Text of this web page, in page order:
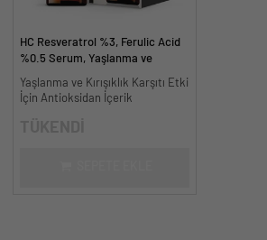
HC Resveratrol %3, Ferulic Acid
%0.5 Serum, Yaşlanma ve
Yaşlanma ve Kırışıklık Karşıtı Etki
İçin Antioksidan İçerik